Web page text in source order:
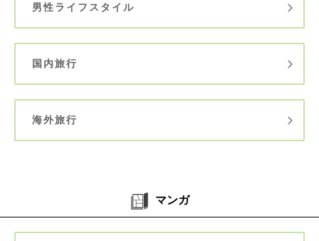
男性ライフスタイル
国内旅行
海外旅行
マンガ